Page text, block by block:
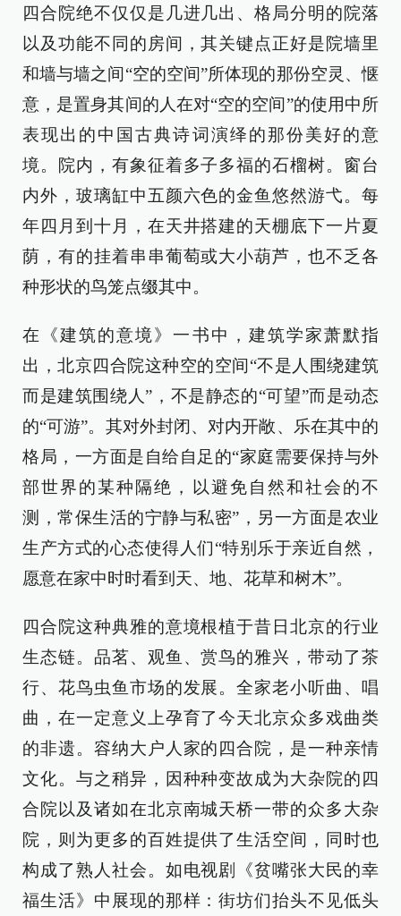
四合院绝不仅仅是几进几出、格局分明的院落
以及功能不同的房间，其关键点正好是院墙里
和墙与墙之间“空的空间”所体现的那份空灵、惬
意，是置身其间的人在对“空的空间”的使用中所
表现出的中国古典诗词演绎的那份美好的意
境。院内，有象征着多子多福的石榴树。窗台
内外，玻璃缸中五颜六色的金鱼悠然游弋。每
年四月到十月，在天井搭建的天棚底下一片夏
荫，有的挂着串串葡萄或大小葫芦，也不乏各
种形状的鸟笼点缀其中。
在《建筑的意境》一书中，建筑学家萧默指
出，北京四合院这种空的空间“不是人围绕建筑
而是建筑围绕人”，不是静态的“可望”而是动态
的“可游”。其对外封闭、对内开敞、乐在其中的
格局，一方面是自给自足的“家庭需要保持与外
部世界的某种隔绝，以避免自然和社会的不
测，常保生活的宁静与私密”，另一方面是农业
生产方式的心态使得人们“特别乐于亲近自然，
愿意在家中时时看到天、地、花草和树木”。
四合院这种典雅的意境根植于昔日北京的行业
生态链。品茗、观鱼、赏鸟的雅兴，带动了茶
行、花鸟虫鱼市场的发展。全家老小听曲、唱
曲，在一定意义上孕育了今天北京众多戏曲类
的非遗。容纳大户人家的四合院，是一种亲情
文化。与之稍异，因种种变故成为大杂院的四
合院以及诸如在北京南城天桥一带的众多大杂
院，则为更多的百姓提供了生活空间，同时也
构成了熟人社会。如电视剧《贫嘴张大民的幸
福生活》中展现的那样：街坊们抬头不见低头